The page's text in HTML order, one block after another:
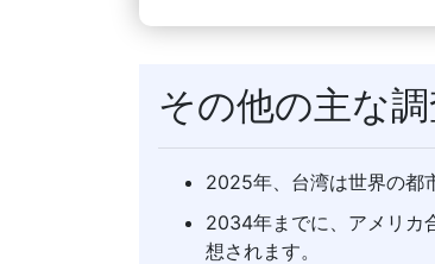
その他の主な
2025年、台湾は世界の都
2034年までに、アメリカ
想されます。